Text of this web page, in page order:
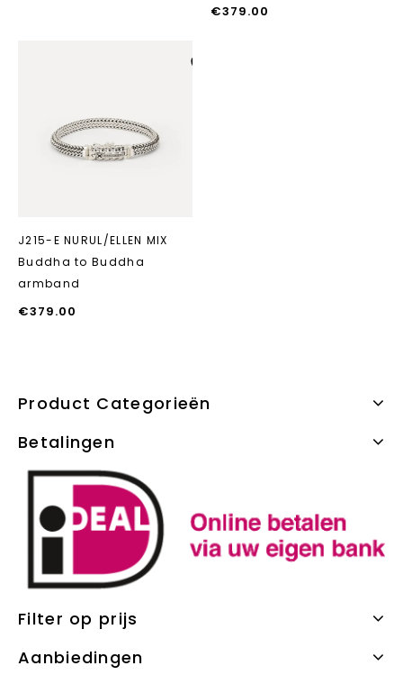
€379.00
J215-E NURUL/ELLEN MIX
Buddha to Buddha
armband
€379.00
Product Categorieën
Betalingen
Filter op prijs
Aanbiedingen